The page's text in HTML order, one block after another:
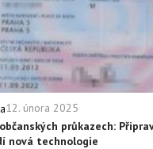
12. února 2025
průkazech:
nová technologie